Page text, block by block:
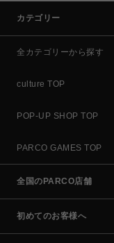
カテゴリー
全カテゴリーから探す
culture TOP
POP-UP SHOP TOP
PARCO GAMES TOP
全国のPARCO店舗
初めてのお客様へ